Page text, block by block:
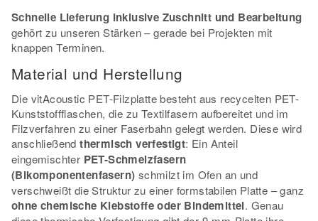
Schnelle Lieferung inklusive Zuschnitt und Bearbeitung
gehört zu unseren Stärken – gerade bei Projekten mit
knappen Terminen.
Material und Herstellung
Die vitAcoustic PET-Filzplatte besteht aus recycelten PET-
Kunststoffflaschen, die zu Textilfasern aufbereitet und im
Filzverfahren zu einer Faserbahn gelegt werden. Diese wird
anschließendthermisch verfestigt: Ein Anteil
eingemischter PET-Schmelzfasern
(Bikomponentenfasern) schmilzt im Ofen an und
verschweißt die Struktur zu einer formstabilen Platte – ganz
ohne chemische Klebstoffe oder Bindemittel. Genau